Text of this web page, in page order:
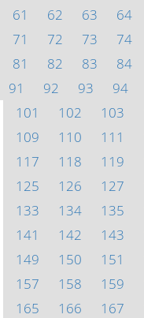
61
62 63 64
71
72 73 74
81
82 83 84
91
92 93 94
101
102 103
109
110 111
117
118 119
125
126 127
133
134 135
141
142 143
149
150 151
157
158 159
165
166 167